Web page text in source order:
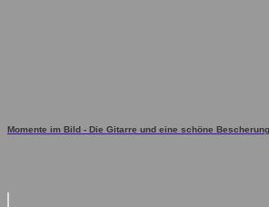
Momente im Bild - Die Gitarre und eine schöne Bescherung